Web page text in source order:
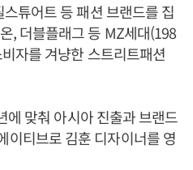
튜어트 등 패션 브랜드를 집
, 더블플래그 등 MZ세대(198
자를 겨냥한 스트리트패션
에 맞춰 아시아 진출과 브랜드
이티브로 김훈 디자이너를 영